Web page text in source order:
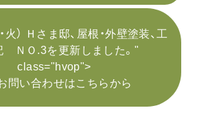
火） Ｈさま邸、屋根・外壁塗装、工
ＮＯ.3を更新しました。"
class="hvop">
問い合わせはこちらから